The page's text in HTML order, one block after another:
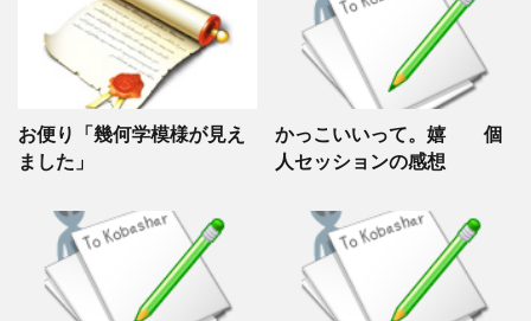
お便り「幾何学模様が見え
ました」
かっこいいって。嬉 個
人セッションの感想